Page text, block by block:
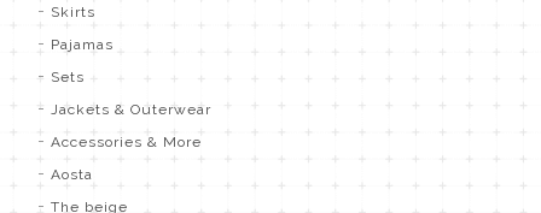
Skirts
Pajamas
Sets
Jackets & Outerwear
Accessories & More
Aosta
The beige